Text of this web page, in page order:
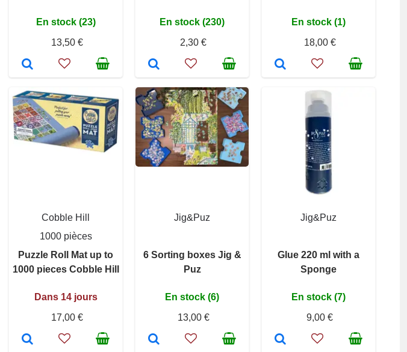
En stock (23)
13,50 €
En stock (230)
2,30 €
En stock (1)
18,00 €
Cobble Hill
1000 pièces
Puzzle Roll Mat up to
1000 pieces Cobble Hill
Dans 14 jours
17,00 €
Jig&Puz
6 Sorting boxes Jig &
Puz
En stock (6)
13,00 €
Jig&Puz
Glue 220 ml with a
Sponge
En stock (7)
9,00 €